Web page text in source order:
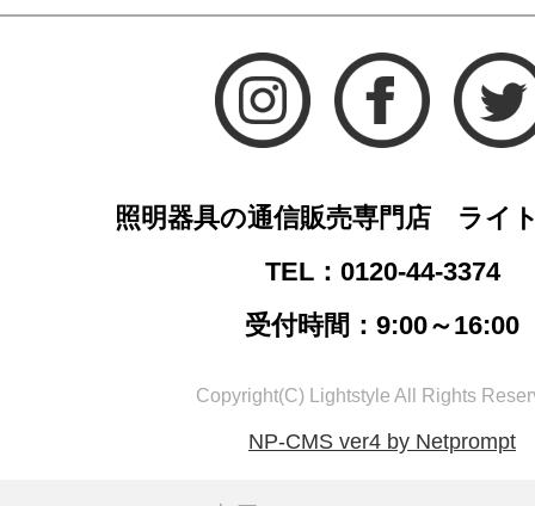
照明器具の通信販売専門店 ライ
TEL：0120-44-3374
受付時間：9:00～16:00
Copyright(C) Lightstyle All Rights
NP-CMS ver4 by Netprompt